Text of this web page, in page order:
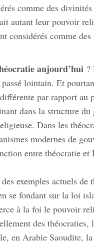
comme des
autant leur pouvoir
considérés comme
aujourd’hui ?
lointain. Et
par rapport au
dans la structure du
Dans les
modernes de
entre théocratie et
exemples actuels
se fondant sur la loi
à la foi le pouvoir
des
en Arabie Saoudite, la